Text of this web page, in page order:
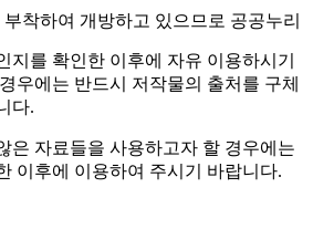
부착하여 개방하고 있으므로 공공누리
지를 확인한 이후에 자유 이용하시기
우에는 반드시 저작물의 출처를 구체
다.
은 자료들을 사용하고자 할 경우에는
이후에 이용하여 주시기 바랍니다.